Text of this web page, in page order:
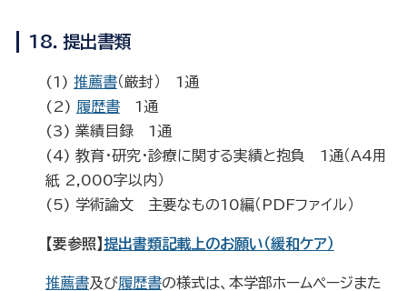
18．提出書類
(1) 推薦書（厳封） 1通
(2) 履歴書1通
(3) 業績目録 1通
(4) 教育・研究・診療に関する実績と抱負 1通（A4用
紙 2,000字以内）
(5) 学術論文 主要なもの10編（PDFファイル）
【要参照】 提出書類記載上のお願い（緩和ケア）
推薦書及び履歴書の様式は、本学部ホームページまた